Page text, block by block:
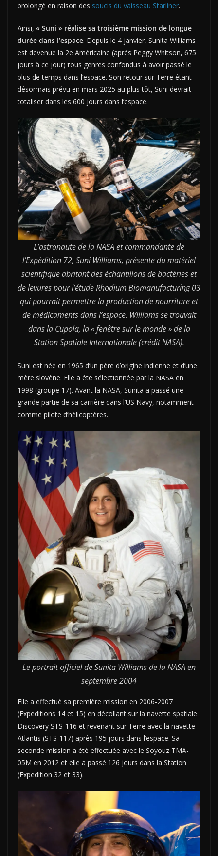
prolongé en raison des soucis du vaisseau Starliner.
Ainsi, « Suni » réalise sa troisième mission de longue
durée dans l’espace. Depuis le 4 janvier, Sunita Williams
est devenue la 2e Américaine (après Peggy Whitson, 675
jours à ce jour) tous genres confondus à avoir passé le
plus de temps dans l’espace. Son retour sur Terre étant
désormais prévu en mars 2025 au plus tôt, Suni devrait
totaliser dans les 600 jours dans l’espace.
L’astronaute de la NASA et commandante de
l’Expédition 72, Suni Williams, présente du matériel
scientifique abritant des échantillons de bactéries et
de levures pour l’étude Rhodium Biomanufacturing 03
qui pourrait permettre la production de nourriture et
de médicaments dans l’espace. Williams se trouvait
dans la Cupola, la « fenêtre sur le monde » de la
Station Spatiale Internationale (crédit NASA).
Suni est née en 1965 d’un père d’origine indienne et d’une
mère slovène. Elle a été sélectionnée par la NASA en
1998 (groupe 17). Avant la NASA, Sunita a passé une
grande partie de sa carrière dans l’US Navy, notamment
comme pilote d’hélicoptères.
Le portrait officiel de Sunita Williams de la NASA en
septembre 2004
Elle a effectué sa première mission en 2006-2007
(Expeditions 14 et 15) en décollant sur la navette spatiale
Discovery STS-116 et revenant sur Terre avec la navette
Atlantis (STS-117) après 195 jours dans l’espace. Sa
seconde mission a été effectuée avec le Soyouz TMA-
05M en 2012 et elle a passé 126 jours dans la Station
(Expedition 32 et 33).